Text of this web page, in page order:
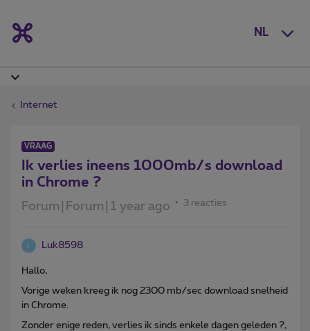
NL
Internet
VRAAG
Ik verlies ineens 1000mb/s download
in Chrome ?
Forum|Forum|1 year ago 3 reacties
L Luk8598
Hallo,
Vorige weken kreeg ik nog 2300 mb/sec download snelheid
in Chrome.
Zonder enige reden, verlies ik sinds enkele dagen geleden ?,